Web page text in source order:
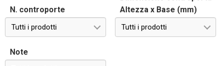
N. controporte
Tutti i prodotti
Altezza x Base (mm)
Tutti i prodotti
Note